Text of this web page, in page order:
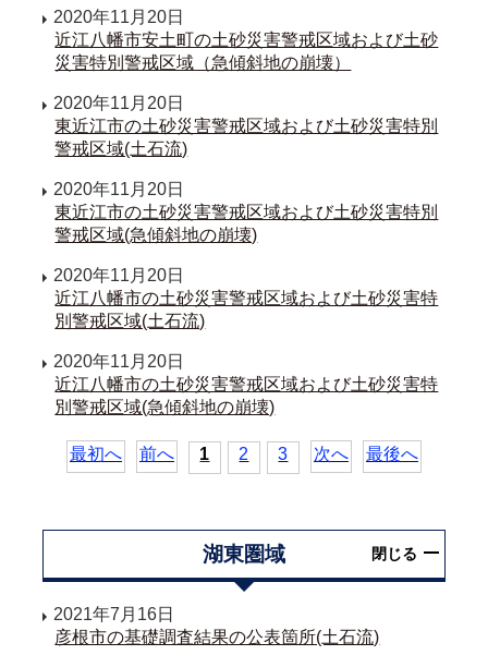
2020年11月20日
近江八幡市安土町の土砂災害警戒区域および土砂
災害特別警戒区域（急傾斜地の崩壊）
2020年11月20日
東近江市の土砂災害警戒区域および土砂災害特別
警戒区域(土石流)
2020年11月20日
東近江市の土砂災害警戒区域および土砂災害特別
警戒区域(急傾斜地の崩壊)
2020年11月20日
近江八幡市の土砂災害警戒区域および土砂災害特
別警戒区域(土石流)
2020年11月20日
近江八幡市の土砂災害警戒区域および土砂災害特
別警戒区域(急傾斜地の崩壊)
最初へ 前へ 1 2 3 次へ 最後へ
湖東圏域 閉じる
2021年7月16日
彦根市の基礎調査結果の公表箇所(土石流)